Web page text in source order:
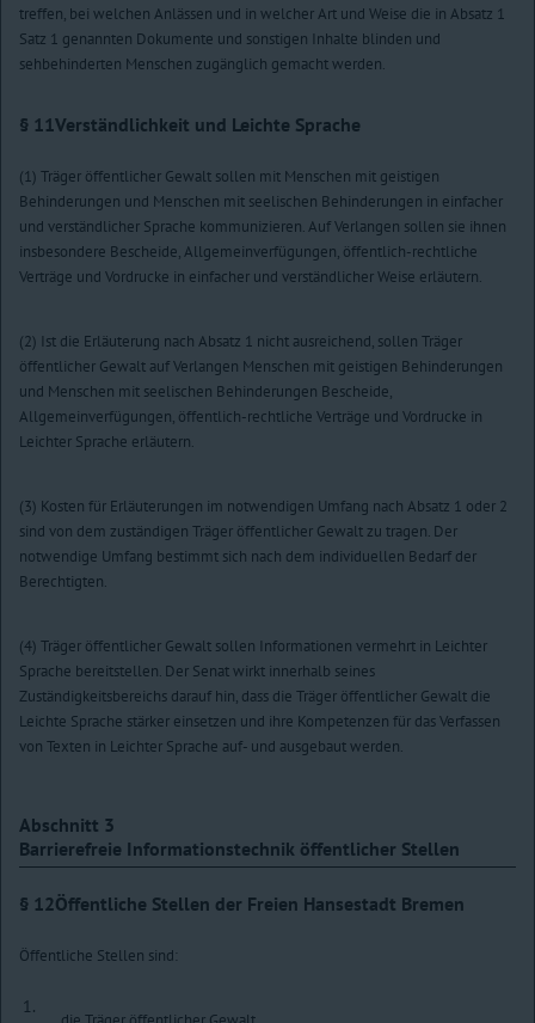
treffen, bei welchen Anlässen und in welcher Art und Weise die in Absatz 1
Satz 1 genannten Dokumente und sonstigen Inhalte blinden und
sehbehinderten Menschen zugänglich gemacht werden.
§ 11Verständlichkeit und Leichte Sprache
(1) Träger öffentlicher Gewalt sollen mit Menschen mit geistigen
Behinderungen und Menschen mit seelischen Behinderungen in einfacher
und verständlicher Sprache kommunizieren. Auf Verlangen sollen sie ihnen
insbesondere Bescheide, Allgemeinverfügungen, öffentlich-rechtliche
Verträge und Vordrucke in einfacher und verständlicher Weise erläutern.
(2) Ist die Erläuterung nach Absatz 1 nicht ausreichend, sollen Träger
öffentlicher Gewalt auf Verlangen Menschen mit geistigen Behinderungen
und Menschen mit seelischen Behinderungen Bescheide,
Allgemeinverfügungen, öffentlich-rechtliche Verträge und Vordrucke in
Leichter Sprache erläutern.
(3) Kosten für Erläuterungen im notwendigen Umfang nach Absatz 1 oder 2
sind von dem zuständigen Träger öffentlicher Gewalt zu tragen. Der
notwendige Umfang bestimmt sich nach dem individuellen Bedarf der
Berechtigten.
(4) Träger öffentlicher Gewalt sollen Informationen vermehrt in Leichter
Sprache bereitstellen. Der Senat wirkt innerhalb seines
Zuständigkeitsbereichs darauf hin, dass die Träger öffentlicher Gewalt die
Leichte Sprache stärker einsetzen und ihre Kompetenzen für das Verfassen
von Texten in Leichter Sprache auf- und ausgebaut werden.
Abschnitt 3
Barrierefreie Informationstechnik öffentlicher Stellen
§ 12Öffentliche Stellen der Freien Hansestadt Bremen
Öffentliche Stellen sind:
1.